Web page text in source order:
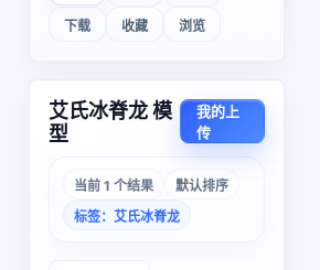
下载 收藏 浏览
艾氏冰脊龙 模
型
我的上
传
当前 1 个结果
默认排序
标签：艾氏冰脊龙